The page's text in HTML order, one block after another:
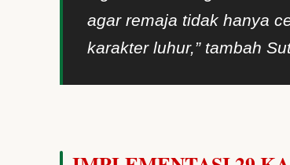
agar remaja tidak hanya
karakter luhur,” tambah